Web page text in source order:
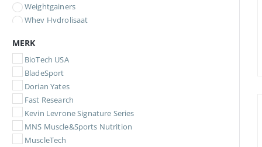
Weightgainers
Whey Hydrolisaat
Whey Proteine
MERK
BioTech USA
BladeSport
Dorian Yates
Fast Research
Kevin Levrone Signature Series
MNS Muscle&Sports Nutrition
MuscleTech